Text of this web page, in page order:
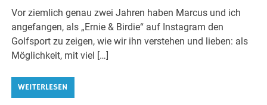
Vor ziemlich genau zwei Jahren haben Marcus und ich
angefangen, als „Ernie & Birdie“ auf Instagram den
Golfsport zu zeigen, wie wir ihn verstehen und lieben: als
Möglichkeit, mit viel […]
WEITERLESEN